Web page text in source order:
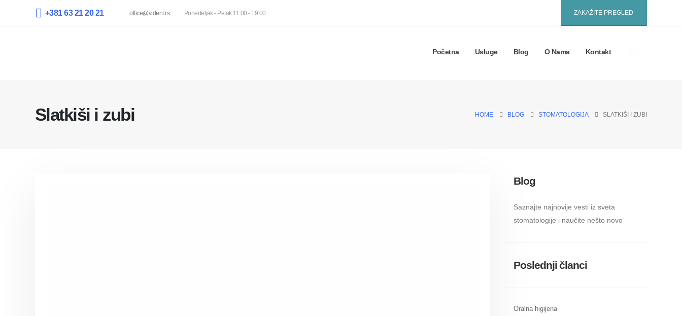
+381 63 21 20 21 office@vident.rs Ponedeljak - Petak 11:00 - 19:00 ZAKAŽITE PREGLED
Početna Usluge Blog O Nama Kontakt
Slatkiši i zubi HOME BLOG STOMATOLOGIJA SLATKIŠI I ZUBI
Blog
Saznajte najnovije vesti iz sveta
stomatologije i naučite nešto novo
Poslednji članci
Oralna higijena